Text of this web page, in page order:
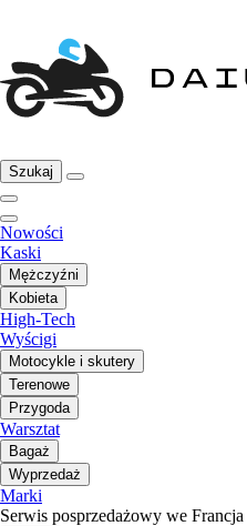
Szukaj
Nowości
Kaski
Mężczyźni
Kobieta
High-Tech
Wyścigi
Motocykle i skutery
Terenowe
Przygoda
Warsztat
Bagaż
Wyprzedaż
Marki
Serwis posprzedażowy we Francja